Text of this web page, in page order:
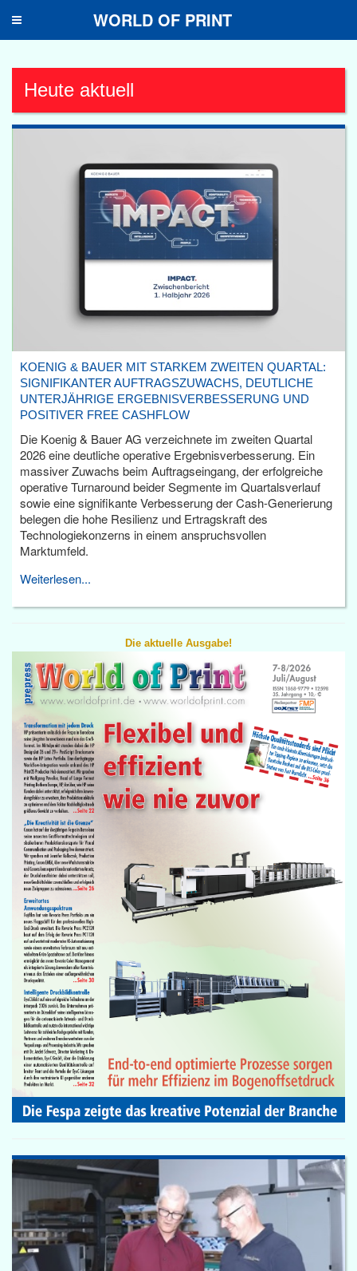
Toggle
WORLD OF PRINT
Heute aktuell
KOENIG & BAUER MIT STARKEM ZWEITEN QUARTAL:
SIGNIFIKANTER AUFTRAGSZUWACHS, DEUTLICHE
UNTERJÄHRIGE ERGEBNISVERBESSERUNG UND
POSITIVER FREE CASHFLOW
Die Koenig & Bauer AG verzeichnete im zweiten Quartal
2026 eine deutliche operative Ergebnisverbesserung. Ein
massiver Zuwachs beim Auftragseingang, der erfolgreiche
operative Turnaround beider Segmente im Quartalsverlauf
sowie eine signifikante Verbesserung der Cash-Generierung
belegen die hohe Resilienz und Ertragskraft des
Technologiekonzerns in einem anspruchsvollen
Marktumfeld.
Weiterlesen...
Die aktuelle Ausgabe!